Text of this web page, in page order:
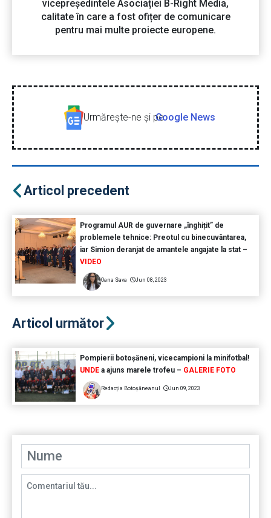
vicepreședintele Asociației B-Right Media,
calitate în care a fost ofițer de comunicare
pentru mai multe proiecte europene.
Urmăreşte-ne şi peGoogle News
Articol precedent
Programul AUR de guvernare „înghițit” de
problemele tehnice: Preotul cu binecuvântarea,
iar Simion deranjat de amantele angajate la stat –
VIDEO
Oana Sava Jun 08, 2023
Articol următor
Pompierii botoșăneni, vicecampioni la minifotbal!
UNDEa ajuns marele trofeu – GALERIE FOTO
Redacția Botoșăneanul Jun 09, 2023